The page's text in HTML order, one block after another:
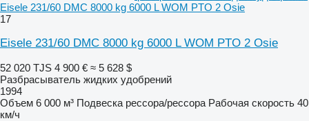
Eisele 231/60 DMC 8000 kg 6000 L WOM PTO 2 Osie
17
Eisele 231/60 DMC 8000 kg 6000 L WOM PTO 2 Osie
52 020 TJS 4 900 € ≈ 5 628 $
Разбрасыватель жидких удобрений
1994
Объем 6 000 м³ Подвеска рессора/рессора Рабочая скорость 40
км/ч